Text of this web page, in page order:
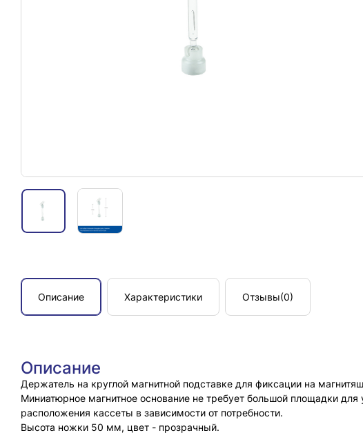
Описание Характеристики Отзывы(0)
Описание
Держатель на круглой магнитной подставке для фиксации на
Миниатюрное магнитное основание не требует большой площадки
расположения кассеты в зависимости от потребности.
Высота ножки 50 мм, цвет - прозрачный.